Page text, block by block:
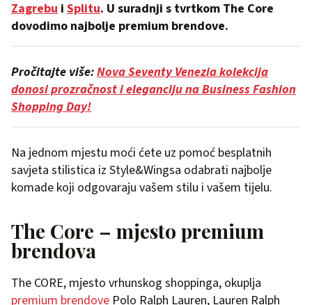
Zagrebu i Splitu. U suradnji s tvrtkom The Core
dovodimo najbolje premium brendove.
Pročitajte više:Nova Seventy Venezia kolekcija
donosi prozračnost i eleganciju na Business Fashion
Shopping Day!
Na jednom mjestu moći ćete uz pomoć besplatnih
savjeta stilistica iz Style&Wingsa odabrati najbolje
komade koji odgovaraju vašem stilu i vašem tijelu.
The Core – mjesto premium
brendova
The CORE, mjesto vrhunskog shoppinga, okuplja
premium brendove Polo Ralph Lauren, Lauren Ralph